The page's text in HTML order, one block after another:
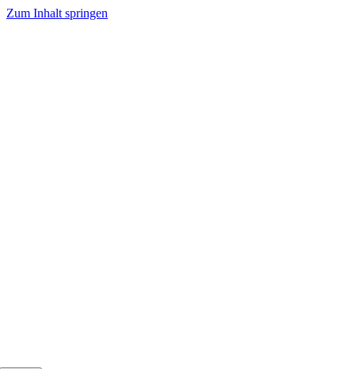
Zum Inhalt springen